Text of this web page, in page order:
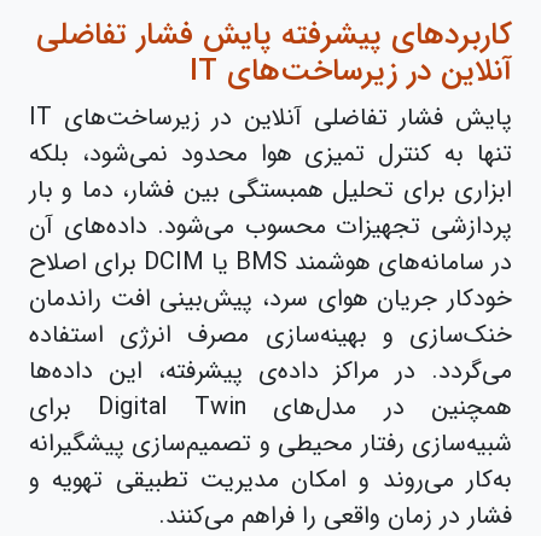
کاربردهای پیشرفته پایش فشار تفاضلی
آنلاین در زیرساخت‌های IT
پایش فشار تفاضلی آنلاین در زیرساخت‌های IT
تنها به کنترل تمیزی هوا محدود نمی‌شود، بلکه
ابزاری برای تحلیل همبستگی بین فشار، دما و بار
پردازشی تجهیزات محسوب می‌شود. داده‌های آن
در سامانه‌های هوشمند BMS یا DCIM برای اصلاح
خودکار جریان هوای سرد، پیش‌بینی افت راندمان
خنک‌سازی و بهینه‌سازی مصرف انرژی استفاده
می‌گردد. در مراکز داده‌ی پیشرفته، این داده‌ها
همچنین در مدل‌های Digital Twin برای
شبیه‌سازی رفتار محیطی و تصمیم‌سازی پیشگیرانه
به‌کار می‌روند و امکان مدیریت تطبیقی تهویه و
فشار در زمان واقعی را فراهم می‌کنند.